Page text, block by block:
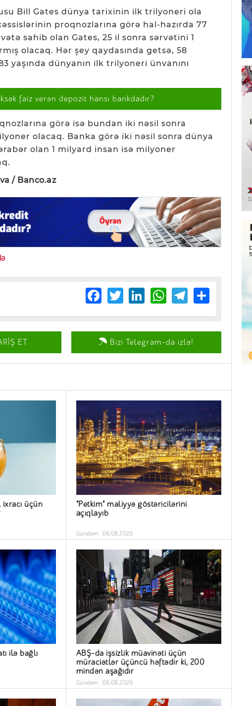
Bill Gates dünya tarixinin ilk trilyoneri ola
proqnozlarına görə hal-hazırda 77
sahib olan Gates, 25 il sonra sərvətini 1
olacaq. Hər şey qaydasında getsə, 58
yaşında dünyanın ilk trilyoneri ünvanını
faiz verən depozit hansı bankdadır?
görə isə bundan iki nəsil sonra
olacaq. Banka görə iki nəsil sonra dünya
olan 1 milyard insan isə milyoner
/ Banco.az
Facebook
TwitterLinkedIn
WhatsApp
Telegram
Share
ET Bizi Telegram-da izlə!
üçün
"Petkim" maliyyə göstəricilərini
açıqlayıb
Gündəm 06.08.2026
ilə bağlı
ABŞ-da işsizlik müavinəti üçün
müraciətlər üçüncü həftədir ki, 200
mindən aşağıdır
Gündəm 06.08.2026